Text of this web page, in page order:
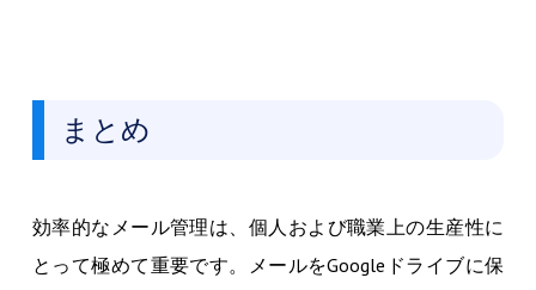
まとめ
効率的なメール管理は、個人および職業上の生産性に
とって極めて重要です。メールをGoogleドライブに保